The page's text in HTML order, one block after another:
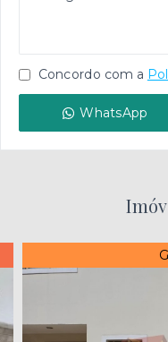
Concordo com a
WhatsApp